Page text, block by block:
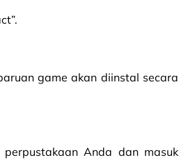
game akan diinstal secara
Anda dan masuk